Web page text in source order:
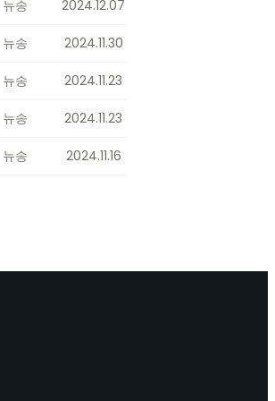
뉴송 2024.12.07
뉴송 2024.11.30
뉴송 2024.11.23
뉴송 2024.11.23
뉴송 2024.11.16